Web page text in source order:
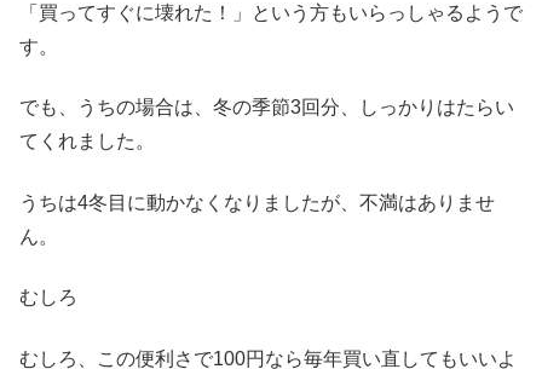
「買ってすぐに壊れた！」という方もいらっしゃるようで
す。
でも、うちの場合は、冬の季節3回分、しっかりはたらい
てくれました。
うちは4冬目に動かなくなりましたが、不満はありませ
ん。
むしろ
むしろ、この便利さで100円なら毎年買い直してもいいよ